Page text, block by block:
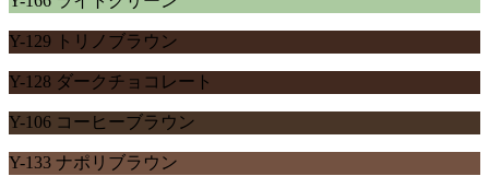
Y-129 トリノブラウン
Y-128 ダークチョコレート
Y-106 コーヒーブラウン
Y-133 ナポリブラウン